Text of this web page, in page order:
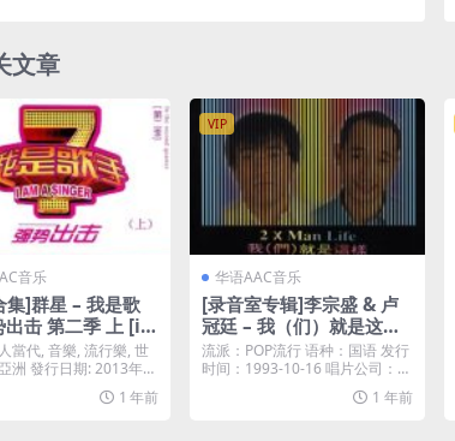
文章
音乐
集]群星 – 我是歌
出击 第二季 上 [iT
M4A]
當代, 音樂, 流行樂, 世
洲 發行日期: 2013年
1 年前
VIP
华语AAC音乐
[录音室专辑]李宗盛 & 卢
冠廷 – 我（们）就是这样
[iTunes Plus M4A]
流派：POP流行 语种：国语 发行
时间：1993-10-16 唱片公司：滚
1 年前